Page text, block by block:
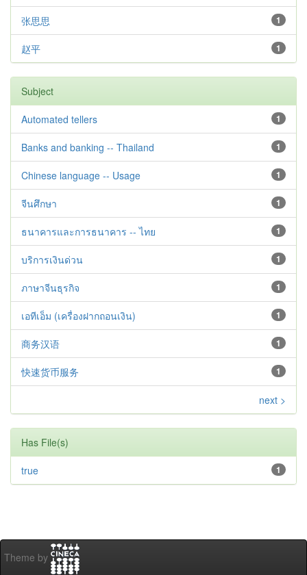
1
张思思
1
赵平
Subject
1
Automated tellers
1
Banks and banking -- Thailand
1
Chinese language -- Usage
1
จีนศึกษา
1
ธนาคารและการธนาคาร -- ไทย
1
บริการเงินด่วน
1
ภาษาจีนธุรกิจ
1
เอทีเอ็ม (เครื่องฝากถอนเงิน)
1
商务汉语
1
快速货币服务
next >
Has File(s)
1
true
Theme by